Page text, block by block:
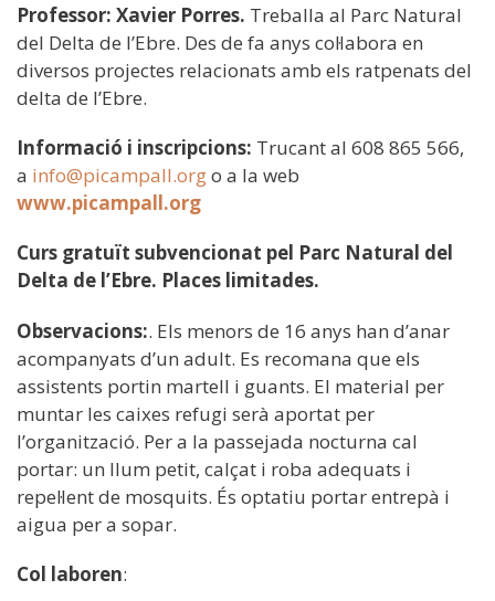
Professor: Xavier Porres. Treballa al Parc Natural
del Delta de l’Ebre. Des de fa anys col·labora en
diversos projectes relacionats amb els ratpenats del
delta de l’Ebre.
Informació i inscripcions: Trucant al 608 865 566,
a info@picampall.orgo a la web
www.picampall.org
Curs gratuït subvencionat pel Parc Natural del
Delta de l’Ebre. Places limitades.
Observacions:. Els menors de 16 anys han d’anar
acompanyats d’un adult. Es recomana que els
assistents portin martell i guants. El material per
muntar les caixes refugi serà aportat per
l’organització. Per a la passejada nocturna cal
portar: un llum petit, calçat i roba adequats i
repel·lent de mosquits. És optatiu portar entrepà i
aigua per a sopar.
Col laboren: